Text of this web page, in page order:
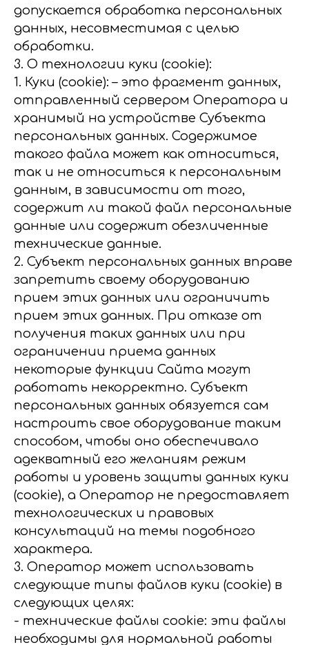
допускается обработка персональных
данных, несовместимая с целью
обработки.
3. О технологии куки (cookie):
1. Куки (cookie): – это фрагмент данных,
отправленный сервером Оператора и
хранимый на устройстве Субъекта
персональных данных. Содержимое
такого файла может как относиться,
так и не относиться к персональным
данным, в зависимости от того,
содержит ли такой файл персональные
данные или содержит обезличенные
технические данные.
2. Субъект персональных данных вправе
запретить своему оборудованию
прием этих данных или ограничить
прием этих данных. При отказе от
получения таких данных или при
ограничении приема данных
некоторые функции Сайта могут
работать некорректно. Субъект
персональных данных обязуется сам
настроить свое оборудование таким
способом, чтобы оно обеспечивало
адекватный его желаниям режим
работы и уровень защиты данных куки
(cookie), а Оператор не предоставляет
технологических и правовых
консультаций на темы подобного
характера.
3. Оператор может использовать
следующие типы файлов куки (сookie) в
следующих целях:
- технические файлы cookie: эти файлы
необходимы для нормальной работы